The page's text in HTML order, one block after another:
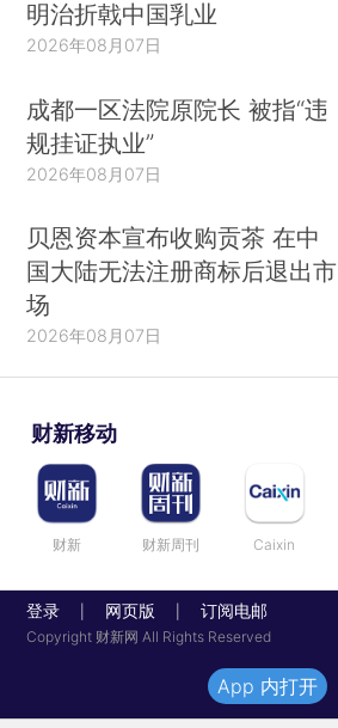
明治折戟中国乳业
2026年08月07日
成都一区法院原院长 被指“违
规挂证执业”
2026年08月07日
贝恩资本宣布收购贡茶 在中
国大陆无法注册商标后退出市
场
2026年08月07日
财新移动
财新 财新周刊 Caixin
登录 网页版 订阅电邮
Copyright 财新网 All Rights Reserved
App 内打开